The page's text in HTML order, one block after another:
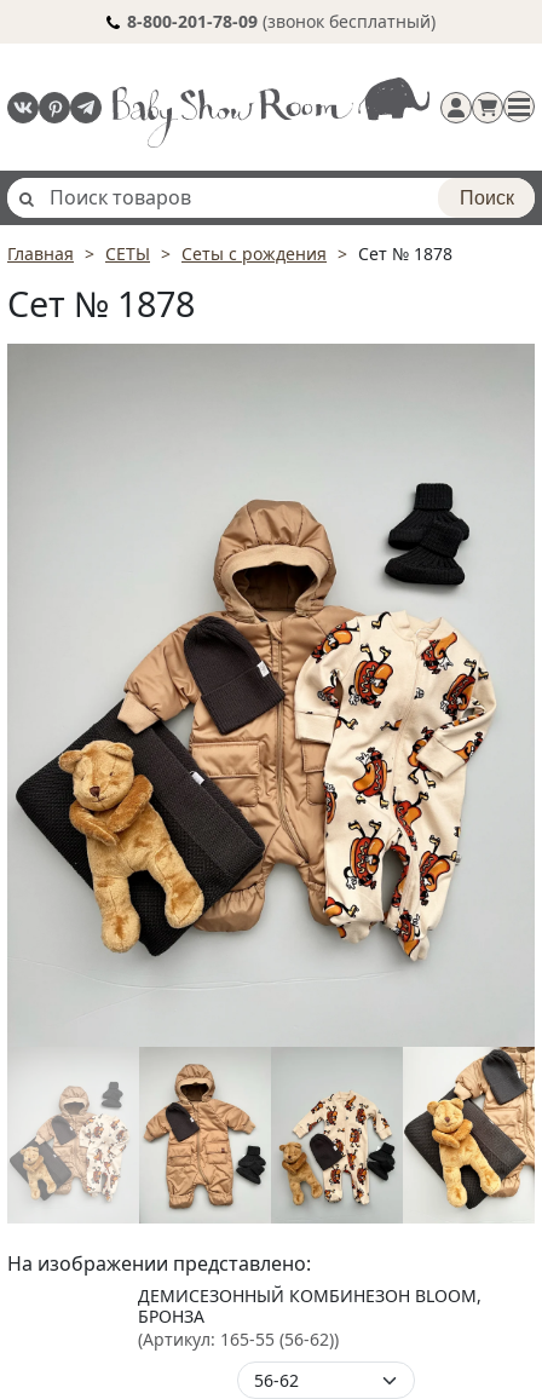
8-800-201-78-09 (звонок бесплатный)
Поиск
Главная СЕТЫ Сеты с рождения Сет № 1878
Сет № 1878
На изображении представлено:
ДЕМИСЕЗОННЫЙ КОМБИНЕЗОН BLOOM,
БРОНЗА
(Артикул: 165-55 (56-62))